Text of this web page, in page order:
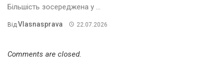
Більшість зосереджена у ...
Від Vlasnasprava 22.07.2026
Comments are closed.